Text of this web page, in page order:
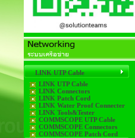
LINK UTP Cable
LINK UTP Cable
LINK Connectors
LINK Patch Cord
LINK Water Proof Connecter
LINK Tools&Tester
COMMSCOPE UTP Cable
COMMSCOPE Connectors
COMMSCOPE Patch Cord